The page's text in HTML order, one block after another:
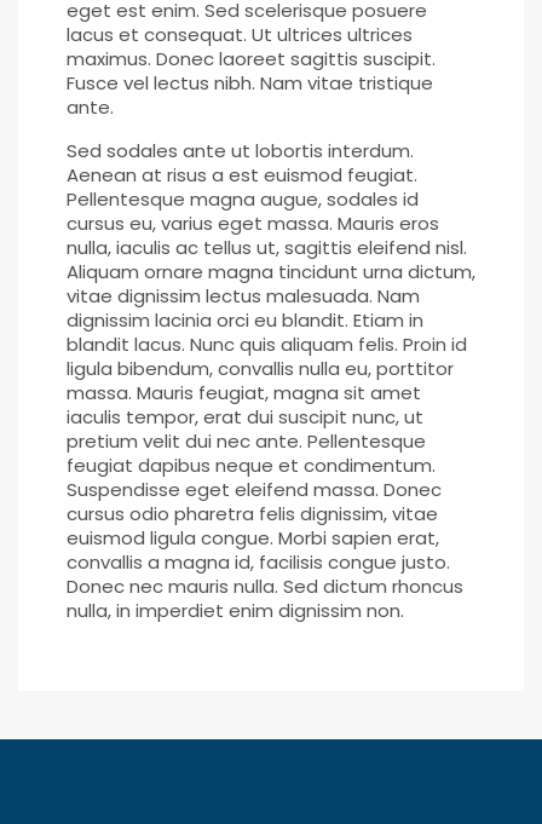
eget est enim. Sed scelerisque posuere
lacus et consequat. Ut ultrices ultrices
maximus. Donec laoreet sagittis suscipit.
Fusce vel lectus nibh. Nam vitae tristique
ante.
Sed sodales ante ut lobortis interdum.
Aenean at risus a est euismod feugiat.
Pellentesque magna augue, sodales id
cursus eu, varius eget massa. Mauris eros
nulla, iaculis ac tellus ut, sagittis eleifend nisl.
Aliquam ornare magna tincidunt urna dictum,
vitae dignissim lectus malesuada. Nam
dignissim lacinia orci eu blandit. Etiam in
blandit lacus. Nunc quis aliquam felis. Proin id
ligula bibendum, convallis nulla eu, porttitor
massa. Mauris feugiat, magna sit amet
iaculis tempor, erat dui suscipit nunc, ut
pretium velit dui nec ante. Pellentesque
feugiat dapibus neque et condimentum.
Suspendisse eget eleifend massa. Donec
cursus odio pharetra felis dignissim, vitae
euismod ligula congue. Morbi sapien erat,
convallis a magna id, facilisis congue justo.
Donec nec mauris nulla. Sed dictum rhoncus
nulla, in imperdiet enim dignissim non.